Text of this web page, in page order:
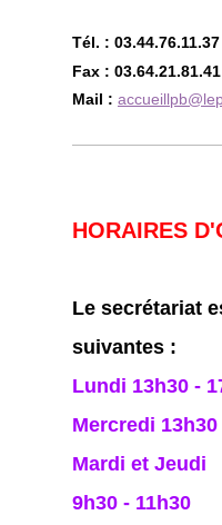
Tél. : 03.44.76.11.37
Fax : 03.64.21.81.41
Mail :
HORAIRES
Le secrétariat
suivantes :
Lundi 13h30 -
Mercredi 13h30
Mardi et Jeudi
9h30 - 11h30